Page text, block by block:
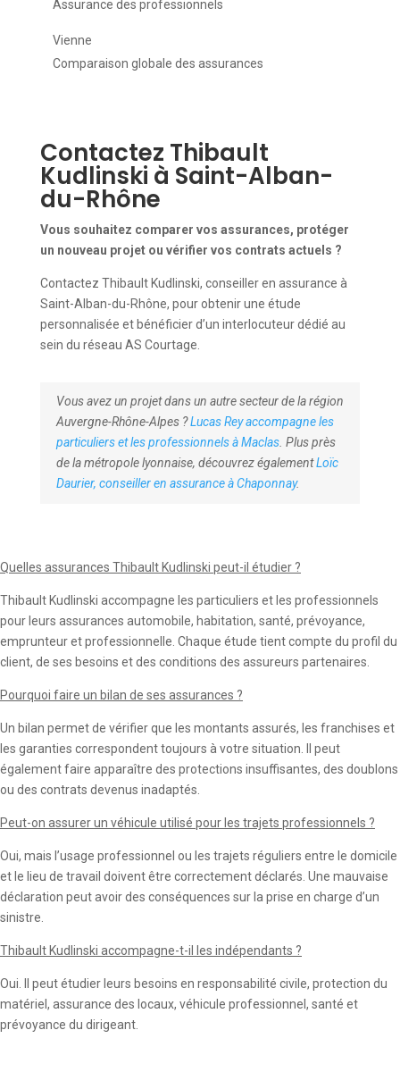
Assurance des professionnels
Vienne
Comparaison globale des assurances
Contactez Thibault
Kudlinski à Saint-Alban-
du-Rhône
Vous souhaitez comparer vos assurances, protéger
un nouveau projet ou vérifier vos contrats actuels ?
Contactez Thibault Kudlinski, conseiller en assurance à
Saint-Alban-du-Rhône, pour obtenir une étude
personnalisée et bénéficier d’un interlocuteur dédié au
sein du réseau AS Courtage.
Vous avez un projet dans un autre secteur de la région
Auvergne-Rhône-Alpes ?Lucas Rey accompagne les
particuliers et les professionnels à Maclas. Plus près
de la métropole lyonnaise, découvrez égalementLoïc
Daurier, conseiller en assurance à Chaponnay.
Quelles assurances Thibault Kudlinski peut-il étudier ?
Thibault Kudlinski accompagne les particuliers et les professionnels
pour leurs assurances automobile, habitation, santé, prévoyance,
emprunteur et professionnelle. Chaque étude tient compte du profil du
client, de ses besoins et des conditions des assureurs partenaires.
Pourquoi faire un bilan de ses assurances ?
Un bilan permet de vérifier que les montants assurés, les franchises et
les garanties correspondent toujours à votre situation. Il peut
également faire apparaître des protections insuffisantes, des doublons
ou des contrats devenus inadaptés.
Peut-on assurer un véhicule utilisé pour les trajets professionnels ?
Oui, mais l’usage professionnel ou les trajets réguliers entre le domicile
et le lieu de travail doivent être correctement déclarés. Une mauvaise
déclaration peut avoir des conséquences sur la prise en charge d’un
sinistre.
Thibault Kudlinski accompagne-t-il les indépendants ?
Oui. Il peut étudier leurs besoins en responsabilité civile, protection du
matériel, assurance des locaux, véhicule professionnel, santé et
prévoyance du dirigeant.